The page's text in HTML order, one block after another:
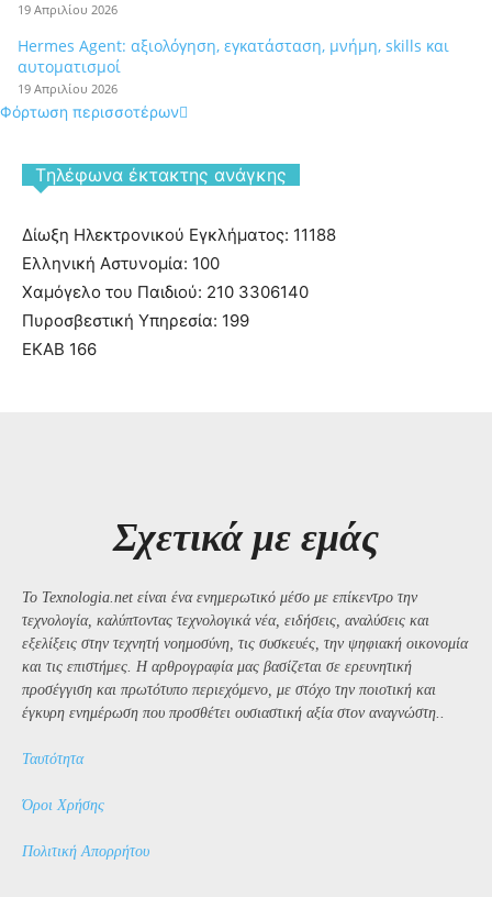
19 Απριλίου 2026
Hermes Agent: αξιολόγηση, εγκατάσταση, μνήμη, skills και
αυτοματισμοί
19 Απριλίου 2026
Φόρτωση περισσοτέρων
Tηλέφωνα έκτακτης ανάγκης
Δίωξη Ηλεκτρονικού Εγκλήματος: 11188
Ελληνική Αστυνομία: 100
Χαμόγελο του Παιδιού: 210 3306140
Πυροσβεστική Υπηρεσία: 199
ΕΚΑΒ 166
Σχετικά με εμάς
Το Texnologia.net είναι ένα ενημερωτικό μέσο με επίκεντρο την
τεχνολογία, καλύπτοντας τεχνολογικά νέα, ειδήσεις, αναλύσεις και
εξελίξεις στην τεχνητή νοημοσύνη, τις συσκευές, την ψηφιακή οικονομία
και τις επιστήμες. Η αρθρογραφία μας βασίζεται σε ερευνητική
προσέγγιση και πρωτότυπο περιεχόμενο, με στόχο την ποιοτική και
έγκυρη ενημέρωση που προσθέτει ουσιαστική αξία στον αναγνώστη..
Ταυτότητα
Όροι Χρήσης
Πολιτική Απορρήτου